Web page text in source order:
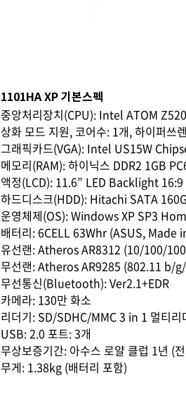
1101HA XP 기본스펙
중앙처리장치(CPU): Intel ATOM
상화 모드 지원, 코어수: 1개, 하이퍼쓰
그래픽카드(VGA): Intel US15W
메모리(RAM): 하이닉스 DDR2 1GB
액정(LCD): 11.6” LED Backlight
하드디스크(HDD): Hitachi SATA
운영체제(OS): Windows XP SP3
배터리: 6CELL 63Whr (ASUS, Made
유선랜: Atheros AR8312 (10/100/
무선랜: Atheros AR9285 (802.11 b/
무선통신(Bluetooth): Ver2.1+EDR
카메라: 130만 화소
리더기: SD/SDHC/MMC 3 in 1 멀티리
USB: 2.0 포트: 3개
무상보증기간: 아수스 로얄 클럽 1년 (
무게: 1.38kg (배터리 포함)